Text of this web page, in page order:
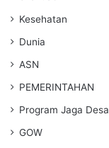
Kesehatan
Dunia
ASN
PEMERINTAHAN
Program Jaga Desa
GOW